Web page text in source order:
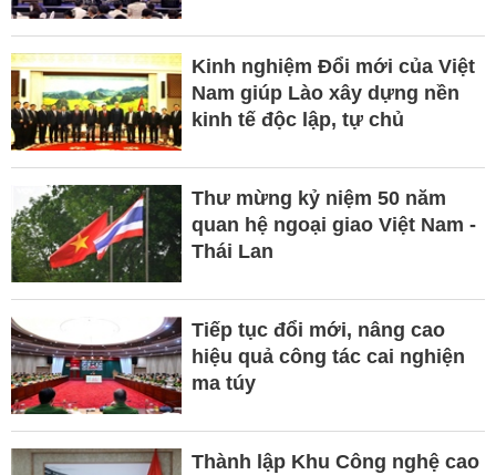
Kinh nghiệm Đổi mới của Việt
Nam giúp Lào xây dựng nền
kinh tế độc lập, tự chủ
Thư mừng kỷ niệm 50 năm
quan hệ ngoại giao Việt Nam -
Thái Lan
Tiếp tục đổi mới, nâng cao
hiệu quả công tác cai nghiện
ma túy
Thành lập Khu Công nghệ cao